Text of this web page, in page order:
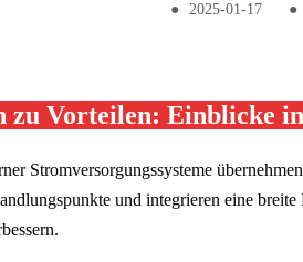
● 2025-01-17 ●
zu Vorteilen: Einblicke
Stromversorgungssysteme
und integrieren eine